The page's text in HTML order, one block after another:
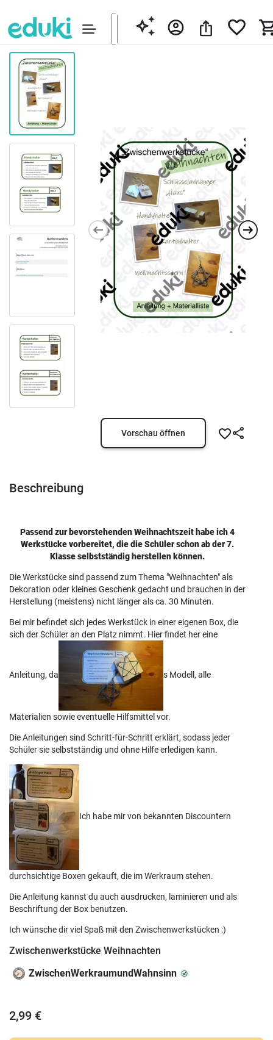
Vorschau öffnen
Beschreibung
Passend zur bevorstehenden Weihnachtszeit habe ich 4
Werkstücke vorbereitet, die die Schüler schon ab der 7.
Klasse selbstständig herstellen können.
Die Werkstücke sind passend zum Thema "Weihnachten" als
Dekoration oder kleines Geschenk gedacht und brauchen in der
Herstellung (meistens) nicht länger als ca. 30 Minuten.
Bei mir befindet sich jedes Werkstück in einer eigenen Box, die
sich der Schüler an den Platz nimmt. Hier findet her eine
Anleitung, da s Modell, alle
Materialien sowie eventuelle Hilfsmittel vor.
Die Anleitungen sind Schritt-für-Schritt erklärt, sodass jeder
Schüler sie selbstständig und ohne Hilfe erledigen kann.
Ich habe mir von bekannten Discountern
durchsichtige Boxen gekauft, die im Werkraum stehen.
Die Anleitung kannst du auch ausdrucken, laminieren und als
Beschriftung der Box benutzen.
Ich wünsche dir viel Spaß mit den Zwischenwerkstücken :)
Zwischenwerkstücke Weihnachten
ZwischenWerkraumundWahnsinn
2,99 €